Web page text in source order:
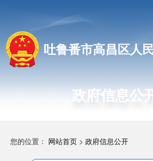
吐鲁番市高昌区人
政府信息公
您的位置： 网站首页 > 政府信息公开